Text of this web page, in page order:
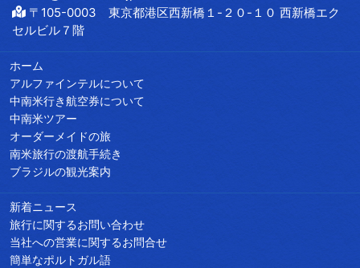
〒105-0003 東京都港区西新橋１-２０-１０ 西新橋エク
セルビル７階
ホーム
アルファインテルについて
中南米行き航空券について
中南米ツアー
オーダーメイドの旅
南米旅行の渡航手続き
ブラジルの観光案内
新着ニュース
旅行に関するお問い合わせ
当社への営業に関するお問合せ
簡単なポルトガル語